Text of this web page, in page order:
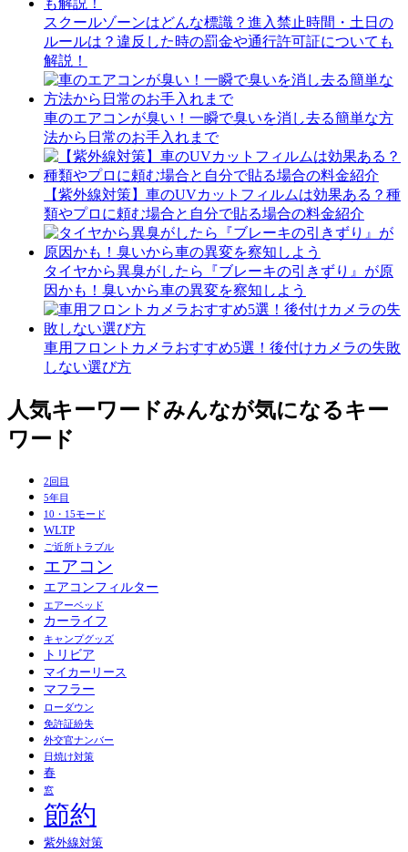
スクールゾーンはどんな標識？進入禁止時間・土日の
ルールは？違反した時の罰金や通行許可証についても
解説！
車のエアコンが臭い！一瞬で臭いを消し去る簡単な方
法から日常のお手入れまで
【紫外線対策】車のUVカットフィルムは効果ある？種
類やプロに頼む場合と自分で貼る場合の料金紹介
タイヤから異臭がしたら『ブレーキの引きずり』が原
因かも！臭いから車の異変を察知しよう
車用フロントカメラおすすめ5選！後付けカメラの失敗
しない選び方
人気キーワードみんなが気になるキー
ワード
2回目
5年目
10・15モード
WLTP
ご近所トラブル
エアコン
エアコンフィルター
エアーベッド
カーライフ
キャンプグッズ
トリビア
マイカーリース
マフラー
ローダウン
免許証紛失
外交官ナンバー
日焼け対策
春
窓
節約
紫外線対策